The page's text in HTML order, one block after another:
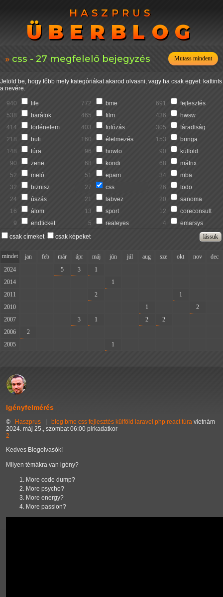
HASZPRUS
ÜBERBLOG
HASZPRUS
ÜBERBLOG
css - 27 megfelelő bejegyzés Mutass mindent
Jelöld be, hogy főbb mely kategóriákat akarod olvasni, vagy ha csak egyet: kattints
a nevére.
940 life 772 bme 691
fejlesztés
538
barátok 465 film 436
hwsw
414
történelem 403 fotózás 305
fáradtság
218
buli 160 élelmezés 153
bringa
148
túra 96 howto 90
külföld
90
zene 68 kondi 68
mátrix
52
meló 51 epam 34
mba
32
biznisz 27 css 26
todo
24
úszás 21 labvez 20
sanoma
16
álom 13 sport 12
coreconsult
9
endticket 5 realeyes 4
emarsys
csak címeket
csak képeket
mindet jan feb már ápr máj jún júl aug sze okt nov
dec
2024
5 3 1
2014
1
2011
2 1
2010
1 2
2007
3 1 2 2
2006
2
2005
1
Igényfelmérés
© Haszprus blog bme css fejlesztés külföld laravel php react túra vietnám
2024. máj 25., szombat 06:00 pirkadatkor
2
Kedves Blogolvasók!
Milyen témákra van igény?
More code dump?
More psycho?
More energy?
More passion?